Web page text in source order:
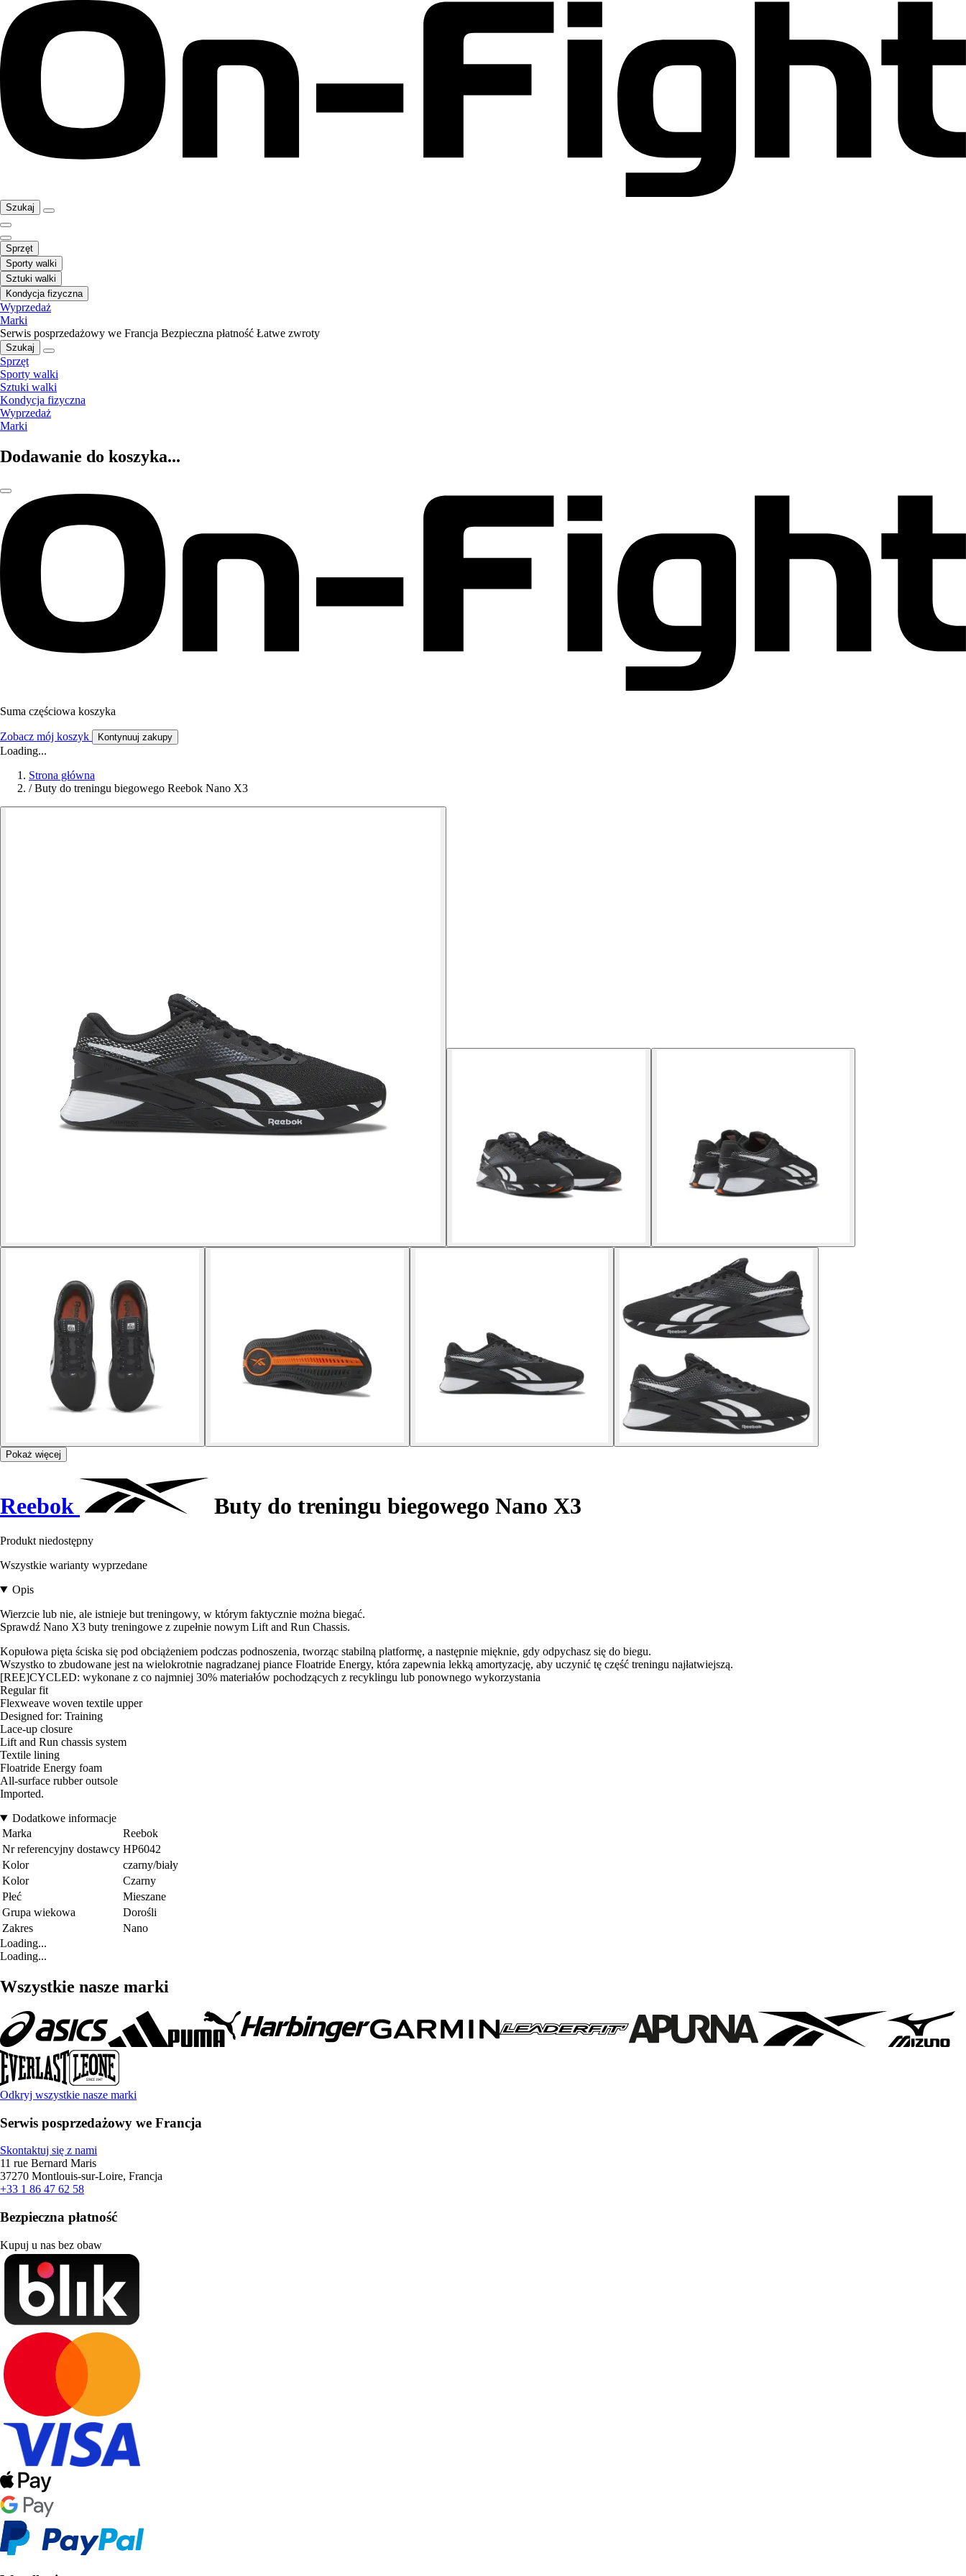
Szukaj
Sprzęt
Sporty walki
Sztuki walki
Kondycja fizyczna
Wyprzedaż
Marki
Serwis posprzedażowy we Francja Bezpieczna płatność Łatwe zwroty
Szukaj
Sprzęt
Sporty walki
Sztuki walki
Kondycja fizyczna
Wyprzedaż
Marki
Dodawanie do koszyka...
Suma częściowa koszyka
Zobacz mój koszyk Kontynuuj zakupy
Loading...
Strona główna
/ Buty do treningu biegowego Reebok Nano X3
Pokaż więcej
Reebok Buty do treningu biegowego Nano X3
Produkt niedostępny
Wszystkie warianty wyprzedane
Opis
Wierzcie lub nie, ale istnieje but treningowy, w którym faktycznie można biegać.
Sprawdź Nano X3 buty treningowe z zupełnie nowym Lift and Run Chassis.
Kopułowa pięta ściska się pod obciążeniem podczas podnoszenia, tworząc stabilną platformę, a następnie mięknie, gdy odpychasz się do biegu.
Wszystko to zbudowane jest na wielokrotnie nagradzanej piance Floatride Energy, która zapewnia lekką amortyzację, aby uczynić tę część treningu najłatwiejszą.
[REE]CYCLED: wykonane z co najmniej 30% materiałów pochodzących z recyklingu lub ponownego wykorzystania
Regular fit
Flexweave woven textile upper
Designed for: Training
Lace-up closure
Lift and Run chassis system
Textile lining
Floatride Energy foam
All-surface rubber outsole
Imported.
Dodatkowe informacje
Marka
Reebok
Nr referencyjny dostawcy HP6042
Kolor
czarny/biały
Kolor
Czarny
Płeć
Mieszane
Grupa wiekowa
Dorośli
Zakres
Nano
Loading...
Loading...
Wszystkie nasze marki
Odkryj wszystkie nasze marki
Serwis posprzedażowy we Francja
Skontaktuj się z nami
11 rue Bernard Maris
37270 Montlouis-sur-Loire, Francja
+33 1 86 47 62 58
Bezpieczna płatność
Kupuj u nas bez obaw